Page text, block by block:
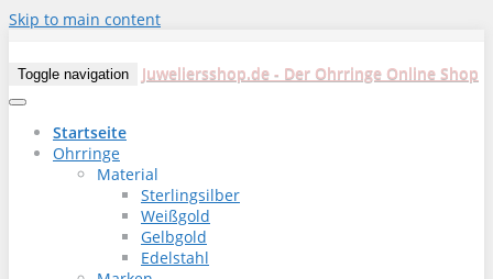
Skip to main content
Toggle navigation Juweliersshop.de - Der Ohrringe Online Shop
Startseite
Ohrringe
Material
Sterlingsilber
Weißgold
Gelbgold
Edelstahl